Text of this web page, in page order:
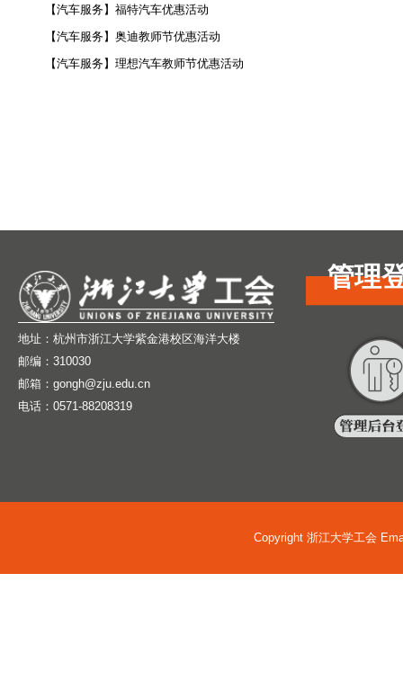
【汽车服务】福特汽车优惠活动
【汽车服务】奥迪教师节优惠活动
【汽车服务】理想汽车教师节优惠活动
地址：杭州市浙江大学紫金港校区海洋大楼
邮编：310030
邮箱：gongh@zju.edu.cn
电话：0571-88208319
管理
Copyright 浙江大学工会